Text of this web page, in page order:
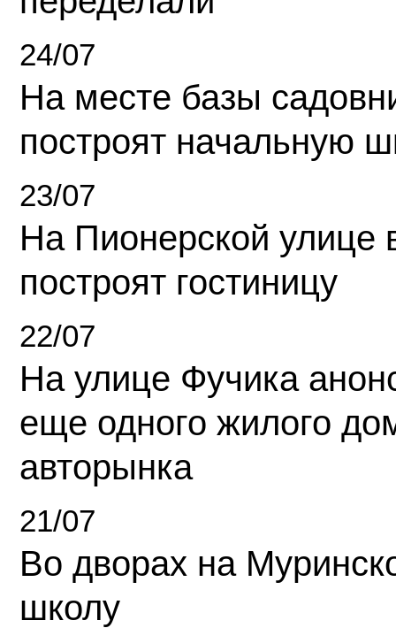
24/07
На месте базы
построят начальную
23/07
На Пионерской улице
построят гостиницу
22/07
На улице Фучика
еще одного жилого
авторынка
21/07
Во дворах на
школу